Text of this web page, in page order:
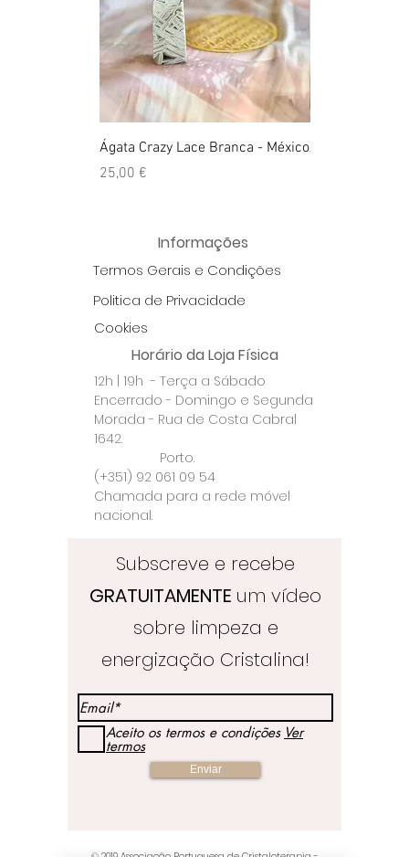
Ágata Crazy Lace Branca - México
Preço
25,00 €
Anel Golden
Informações
Termos Gerais e Condições
Politica de Privacidade
Cookies
Horário da Loja Física
12h | 19h - Terça a Sábado
Encerrado - Domingo e Segunda
Morada - Rua de Costa Cabral
1642.
Porto.
(+351) 92 061 09 54
Chamada para a rede móvel
nacional.
Subscreve e recebe
GRATUITAMENTE um vídeo
sobre limpeza e
energização Cristalina!
Aceito os termos e condições Ver
termos
Enviar